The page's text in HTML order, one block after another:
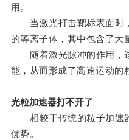
用。
当激光打击靶标表面时
的等离子体，其中包含了大
随着激光脉冲的作用，
能，从而形成了高速运动的
光粒加速器打不开了
相较于传统的粒子加速
优势。